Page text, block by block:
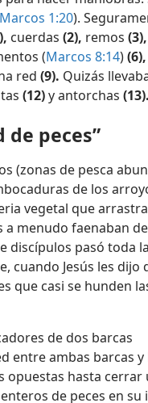
hacer maniobras.
Marcos 1:20).
cuerdas(2),remos(3),
(Marcos 8:14)(6),
red(9).Quizás
peces”
(zonas de pesca
de los
vegetal que
a menudo faenaban
discípulos pasó toda la
Jesús les dijo
que casi se hunden las
de dos barcas
ambas barcas y